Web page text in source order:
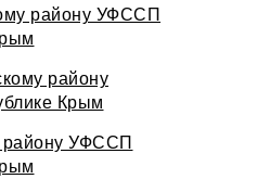
району УФССП
району
Крым
УФССП